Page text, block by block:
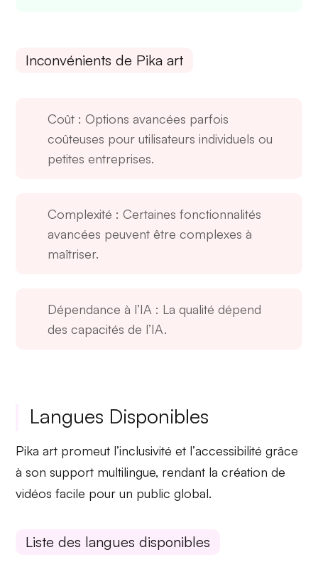
Inconvénients de Pika art
Coût : Options avancées parfois
coûteuses pour utilisateurs individuels ou
petites entreprises.
Complexité : Certaines fonctionnalités
avancées peuvent être complexes à
maîtriser.
Dépendance à l’IA : La qualité dépend
des capacités de l’IA.
Langues Disponibles
Pika art promeut l’inclusivité et l’accessibilité grâce
à son support multilingue, rendant la création de
vidéos facile pour un public global.
Liste des langues disponibles